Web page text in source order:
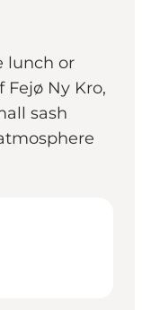
lunch or
Ny Kro,
sash